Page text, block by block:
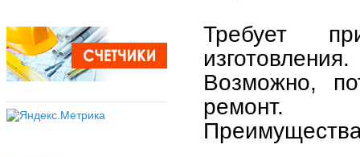
Требует
изготовления.
Возможно,
ремонт.